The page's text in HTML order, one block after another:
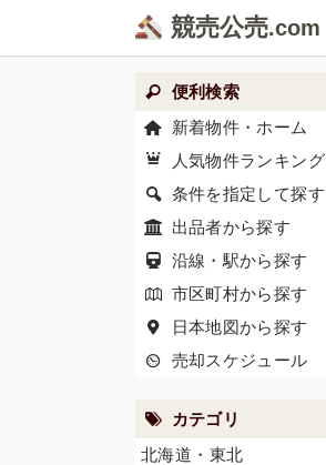
競売公売
便利検索
新着物件・ホーム
人気物件ランキング
条件を指定して探す
出品者から探す
沿線・駅から探す
市区町村から探す
日本地図から探す
売却スケジュール
カテゴリ
北海道・東北